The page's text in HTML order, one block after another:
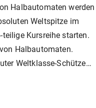
Halbautomaten werden
Weltspitze im
Kursreihe starten.
Halbautomaten.
Weltklasse-Schütze…